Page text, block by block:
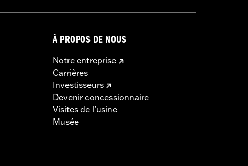
À PROPOS DE NOUS
Notre entreprise
Carrières
Investisseurs
Devenir concessionnaire
Visites de l’usine
Musée